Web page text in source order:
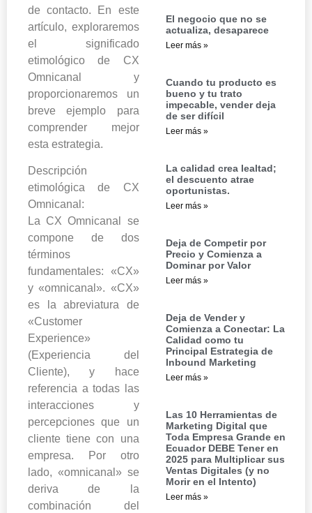
de contacto. En este
artículo, exploraremos
el significado
etimológico de CX
Omnicanal y
proporcionaremos un
breve ejemplo para
comprender mejor
esta estrategia.
Descripción
etimológica de CX
Omnicanal:
La CX Omnicanal se
compone de dos
términos
fundamentales: «CX»
y «omnicanal». «CX»
es la abreviatura de
«Customer
Experience»
(Experiencia del
Cliente), y hace
referencia a todas las
interacciones y
percepciones que un
cliente tiene con una
empresa. Por otro
lado, «omnicanal» se
deriva de la
combinación del
El negocio que no se
actualiza, desaparece
Leer más »
Cuando tu producto es
bueno y tu trato
impecable, vender deja
de ser difícil
Leer más »
La calidad crea lealtad;
el descuento atrae
oportunistas.
Leer más »
Deja de Competir por
Precio y Comienza a
Dominar por Valor
Leer más »
Deja de Vender y
Comienza a Conectar: La
Calidad como tu
Principal Estrategia de
Inbound Marketing
Leer más »
Las 10 Herramientas de
Marketing Digital que
Toda Empresa Grande en
Ecuador DEBE Tener en
2025 para Multiplicar sus
Ventas Digitales (y no
Morir en el Intento)
Leer más »